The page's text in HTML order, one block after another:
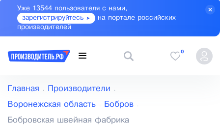
Уже 13544 пользователя с нами,
зарегистрируйтесь
на портале российских
производителей
0
Главная Производители
Воронежская область Бобров
Бобровская швейная фабрика